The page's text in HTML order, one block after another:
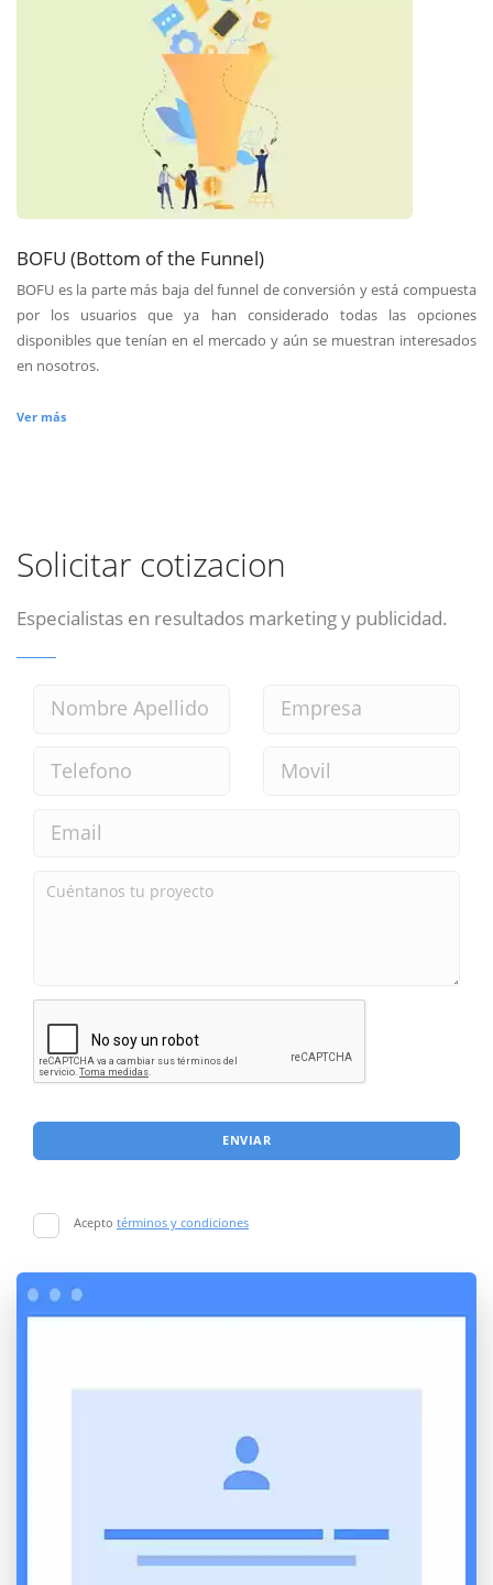
BOFU (Bottom of the Funnel)
BOFU es la parte más baja del funnel de conversión y está compuesta
por los usuarios que ya han considerado todas las opciones
disponibles que tenían en el mercado y aún se muestran interesados
en nosotros.
Ver más
Solicitar cotizacion
Especialistas en resultados marketing y publicidad.
ENVIAR
Acepto términos y condiciones